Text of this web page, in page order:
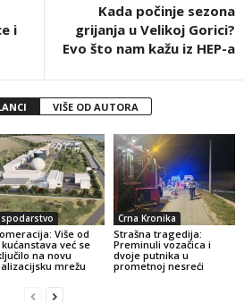
i
Kada počinje sezona
grijanja u Velikoj Gorici?
Evo što nam kažu iz HEP-a
VIŠE OD AUTORA
Više od
kućanstava već se
na novu
mrežu
Crna Kronika
Strašna tragedija:
Preminuli vozačica i
dvoje putnika u
prometnoj nesreći